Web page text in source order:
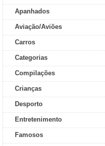
Apanhados
Aviação/Aviões
Carros
Categorias
Compilações
Crianças
Desporto
Entretenimento
Famosos